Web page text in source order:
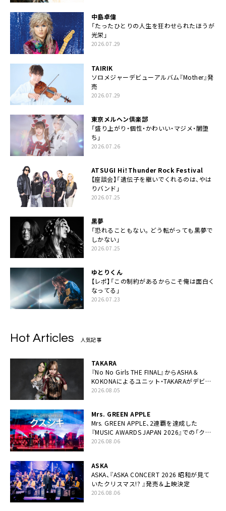
中島卓偉
「たったひとりの人生を狂わせられたほうが
光栄」
2026.07.29
TAIRIK
ソロメジャーデビューアルバム『Mother』発
売
2026.07.29
東京メルヘン倶楽部
「盛り上がり・個性・かわいい・マジメ・闇堕
ち」
2026.07.26
ATSUGI Hi！Thunder Rock Festival
【座談会】「遺伝子を継いでくれるのは、やは
りバンド」
2026.07.25
黒夢
「恐れることもない。どう転がっても黒夢で
しかない」
2026.07.25
ゆとりくん
【レポ】「この制約があるからこそ俺は面白く
なってる」
2026.07.23
Hot Articles 人気記事
TAKARA
『No No Girls THE FINAL』からASHA＆
KOKONAによるユニット・TAKARAがデビュ
ー
2026.08.05
Mrs. GREEN APPLE
Mrs. GREEN APPLE、2連覇を達成した
『MUSIC AWARDS JAPAN 2026』での「クス
シキ」ライブパフォーマンスをYouTube公開
2026.08.06
ASKA
ASKA、『ASKA CONCERT 2026 昭和が見て
いたクリスマス!? 』発売＆上映決定
2026.08.06